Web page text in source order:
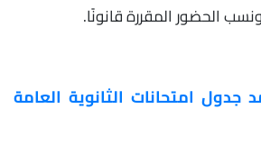
الحضور المقررة قانونًا.
جدول امتحانات الثانوية العامة